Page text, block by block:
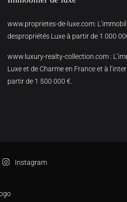
www.proprietes-de-luxe.com:
despropriétés Luxe à partir de 1 000
www.luxury-realty-collection.com :
Luxe et de Charme en France et à
partir de 1 500 000 €.
Instagram